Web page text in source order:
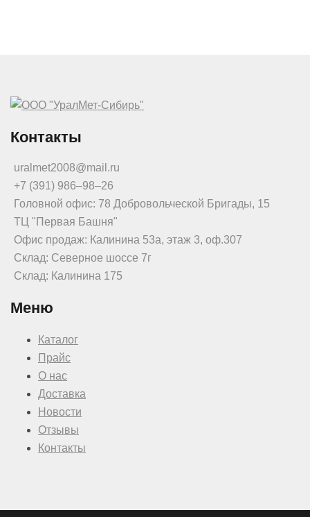
Контакты
uralmet2008@mail.ru
+7 (391) 986‒98‒26
Головной офис: 78 Добровольческой Бригады, 15
ТЦ "Первая Башня"
Офис продаж: Калинина 53а, этаж 3, оф.307
Склад: Северное шоссе 7г
Склад: Калинина 175
Меню
Каталог
Прайс
О нас
Доставка
Новости
Отзывы
Контакты